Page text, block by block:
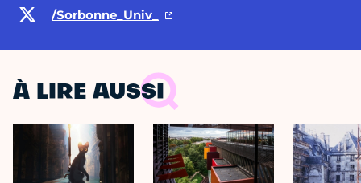
/Sorbonne_Univ_
À LIRE AUSSI